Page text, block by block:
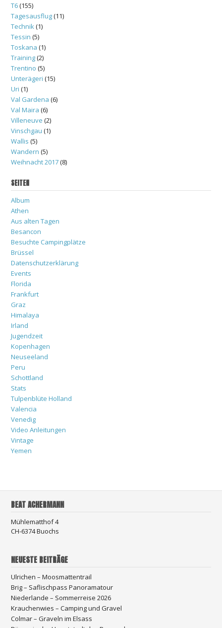
T6(155)
Tagesausflug(11)
Technik (1)
Tessin (5)
Toskana (1)
Training(2)
Trentino (5)
Unterägeri (15)
Uri (1)
Val Gardena (6)
Val Maira (6)
Villeneuve (2)
Vinschgau (1)
Wallis (5)
Wandern (5)
Weihnacht 2017(8)
SEITEN
Album
Athen
Aus alten Tagen
Besancon
Besuchte Campingplätze
Brüssel
Datenschutzerklärung
Events
Florida
Frankfurt
Graz
Himalaya
Irland
Jugendzeit
Kopenhagen
Neuseeland
Peru
Schottland
Stats
Tulpenblüte Holland
Valencia
Venedig
Video Anleitungen
Vintage
Yemen
BEAT ACHERMANN
Mühlematthof 4
CH-6374 Buochs
NEUESTE BEITRÄGE
Ulrichen – Moosmattentrail
Brig – Saflischpass Panoramatour
Niederlande – Sommerreise 2026
Krauchenwies – Camping und Gravel
Colmar – Graveln im Elsass